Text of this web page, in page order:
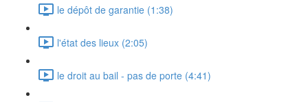
le dépôt de garantie (1:38)
l'état des lieux (2:05)
le droit au bail - pas de porte (4:41)